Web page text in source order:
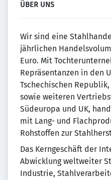
ÜBER UNS
Wir sind eine
jährlichen
Euro. Mit
Repräsentanzen in den
Tschechischen
sowie weiteren
Südeuropa und UK,
mit Lang- und
Rohstoffen zur
Das Kerngeschäft der
Abwicklung weltweiter
Industrie,